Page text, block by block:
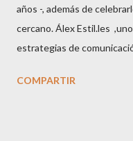
años -, además de
cercano. Álex Estil.les
estrategias de
colaboradores y amigos
COMPARTIR